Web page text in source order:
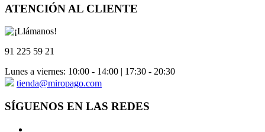
ATENCIÓN AL CLIENTE
91 225 59 21
Lunes a viernes: 10:00 - 14:00 | 17:30 - 20:30
tienda@miropago.com
SÍGUENOS EN LAS REDES